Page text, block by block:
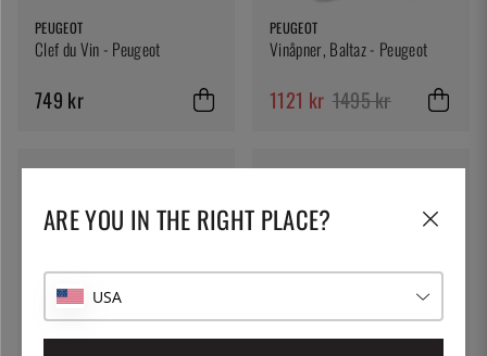
PEUGEOT
Clef du Vin - Peugeot
749 kr
PEUGEOT
Vinåpner, Baltaz - Peugeot
1121 kr 1495 kr
ARE YOU IN THE RIGHT PLACE?
USA